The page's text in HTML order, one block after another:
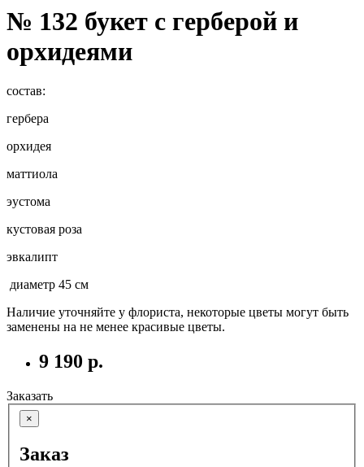
№ 132 букет с герберой и
орхидеями
состав:
гербера
орхидея
маттиола
эустома
кустовая роза
эвкалипт
диаметр 45 см
Наличие уточняйте у флориста, некоторые цветы могут быть
заменены на не менее красивые цветы.
9 190 р.
Заказать
×
Заказ